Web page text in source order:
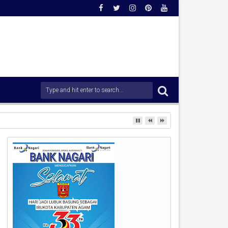
di Kawasan Pantai Padang.